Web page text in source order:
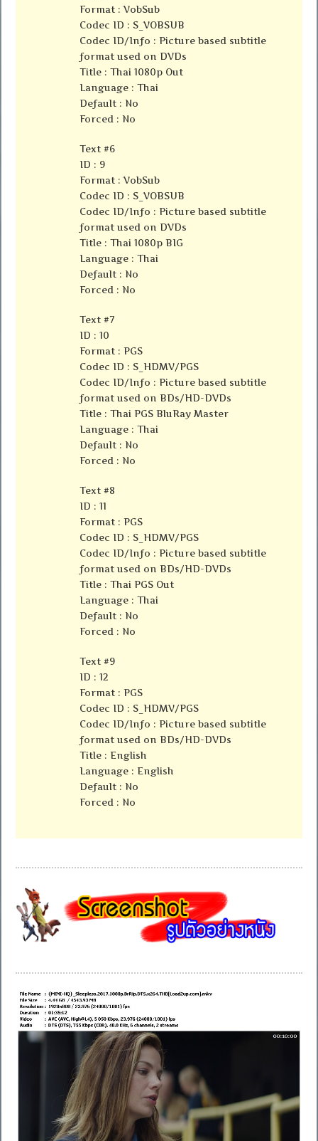
Format : VobSub
Codec ID : S_VOBSUB
Codec ID/Info : Picture based subtitle
format used on DVDs
Title : Thai 1080p Out
Language : Thai
Default : No
Forced : No
Text #6
ID : 9
Format : VobSub
Codec ID : S_VOBSUB
Codec ID/Info : Picture based subtitle
format used on DVDs
Title : Thai 1080p BIG
Language : Thai
Default : No
Forced : No
Text #7
ID : 10
Format : PGS
Codec ID : S_HDMV/PGS
Codec ID/Info : Picture based subtitle
format used on BDs/HD-DVDs
Title : Thai PGS BluRay Master
Language : Thai
Default : No
Forced : No
Text #8
ID : 11
Format : PGS
Codec ID : S_HDMV/PGS
Codec ID/Info : Picture based subtitle
format used on BDs/HD-DVDs
Title : Thai PGS Out
Language : Thai
Default : No
Forced : No
Text #9
ID : 12
Format : PGS
Codec ID : S_HDMV/PGS
Codec ID/Info : Picture based subtitle
format used on BDs/HD-DVDs
Title : English
Language : English
Default : No
Forced : No